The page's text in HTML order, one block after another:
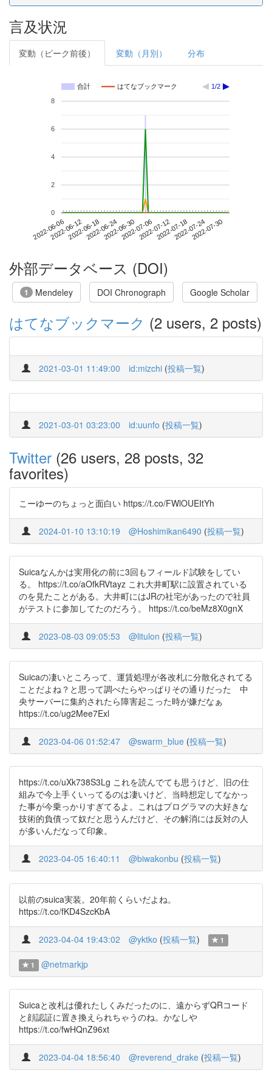
言及状況
変動（ピーク前後） 変動（月別） 分布
合計 はてなブックマーク 1/2
2022-06-062022-06-122022-06-182022-06-242022-06-302022-07-062022-07-122022-07-182022-07-242022-07-30
0
2
4
6
8
外部データベース (DOI)
1 Mendeley DOI Chronograph Google Scholar
はてなブックマーク (2 users, 2 posts)
2021-03-01 11:49:00 id:mizchi (投稿一覧)
2021-03-01 03:23:00 id:uunfo (投稿一覧)
Twitter (26 users, 28 posts, 32
favorites)
こーゆーのちょっと面白い https://t.co/FWlOUEItYh
2024-01-10 13:10:19 @Hoshimikan6490 (投稿一覧)
Suicaなんかは実用化の前に3回もフィールド試験をしてい
る。 https://t.co/aOfkRVtayz これ大井町駅に設置されている
のを見たことがある。大井町にはJRの社宅があったので社員
がテストに参加してたのだろう。 https://t.co/beMz8X0gnX
2023-08-03 09:05:53 @litulon (投稿一覧)
Suicaの凄いところって、運賃処理が各改札に分散化されてる
ことだよね？と思って調べたらやっぱりその通りだった 中
央サーバーに集約されたら障害起こった時が嫌だなぁ
https://t.co/ug2Mee7Exl
2023-04-06 01:52:47 @swarm_blue (投稿一覧)
https://t.co/uXk738S3Lg これを読んでても思うけど、旧の仕
組みで今上手くいってるのは凄いけど、当時想定してなかっ
た事が今乗っかりすぎてるよ。これはプログラマの大好きな
技術的負債って奴だと思うんだけど、その解消には反対の人
が多いんだなって印象。
2023-04-05 16:40:11 @biwakonbu (投稿一覧)
以前のsuica実装。20年前くらいだよね。
https://t.co/fKD4SzcKbA
2023-04-04 19:43:02 @yktko (投稿一覧) 1
1 @netmarkjp
Suicaと改札は優れたしくみだったのに、遠からずQRコード
と顔認証に置き換えられちゃうのね。かなしや
https://t.co/fwHQnZ96xt
2023-04-04 18:56:40 @reverend_drake (投稿一覧)